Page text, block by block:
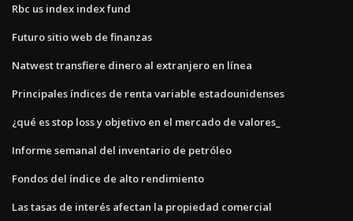
Rbc us index index fund
Futuro sitio web de finanzas
Natwest transfiere dinero al extranjero en línea
Principales índices de renta variable estadounidenses
¿qué es stop loss y objetivo en el mercado de valores_
Informe semanal del inventario de petróleo
Fondos del índice de alto rendimiento
Las tasas de interés afectan la propiedad comercial